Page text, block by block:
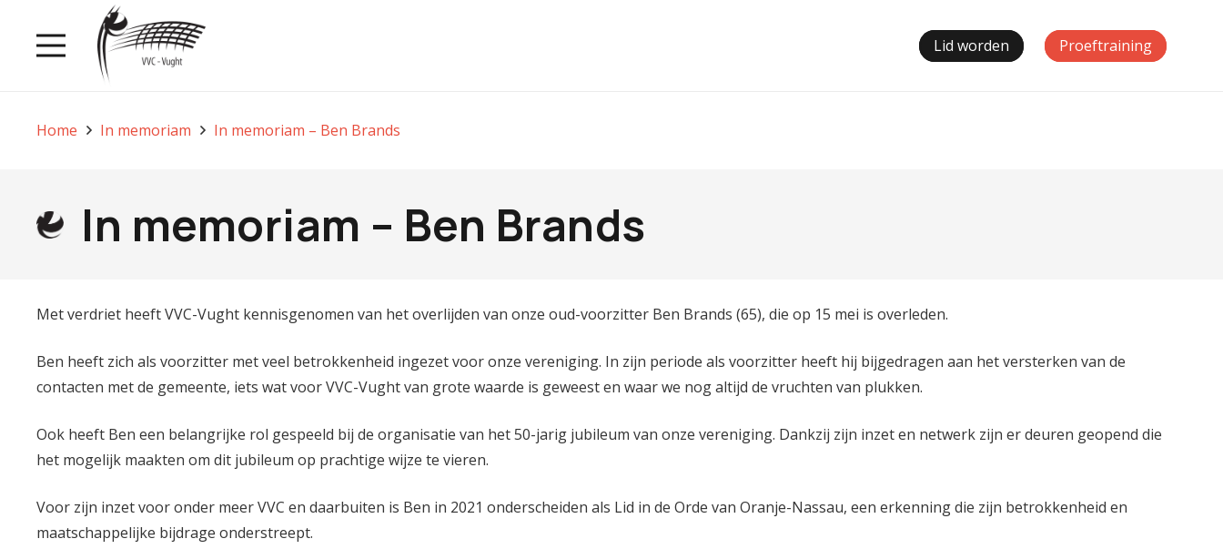
Lid worden Proeftraining
Home In memoriam In memoriam – Ben Brands
In memoriam – Ben Brands
Met verdriet heeft VVC-Vught kennisgenomen van het overlijden van onze oud-voorzitter Ben Brands (65), die op 15 mei is overleden.
Ben heeft zich als voorzitter met veel betrokkenheid ingezet voor onze vereniging. In zijn periode als voorzitter heeft hij bijgedragen aan het versterken van de
contacten met de gemeente, iets wat voor VVC-Vught van grote waarde is geweest en waar we nog altijd de vruchten van plukken.
Ook heeft Ben een belangrijke rol gespeeld bij de organisatie van het 50-jarig jubileum van onze vereniging. Dankzij zijn inzet en netwerk zijn er deuren geopend die
het mogelijk maakten om dit jubileum op prachtige wijze te vieren.
Voor zijn inzet voor onder meer VVC en daarbuiten is Ben in 2021 onderscheiden als Lid in de Orde van Oranje-Nassau, een erkenning die zijn betrokkenheid en
maatschappelijke bijdrage onderstreept.